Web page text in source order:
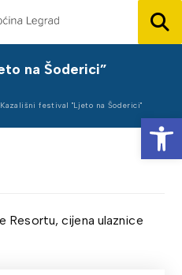
na Šoderici”
festival "Ljeto na Šoderici"
Resortu, cijena ulaznice